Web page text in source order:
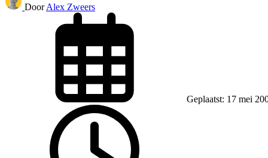
Door Alex Zweers
Geplaatst: 17 mei